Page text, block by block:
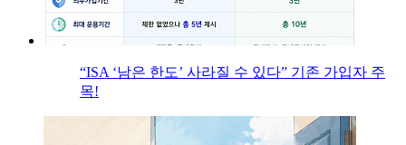
“ISA ‘남은 한도’ 사라질 수 있다” 기존 가입자 주
목!